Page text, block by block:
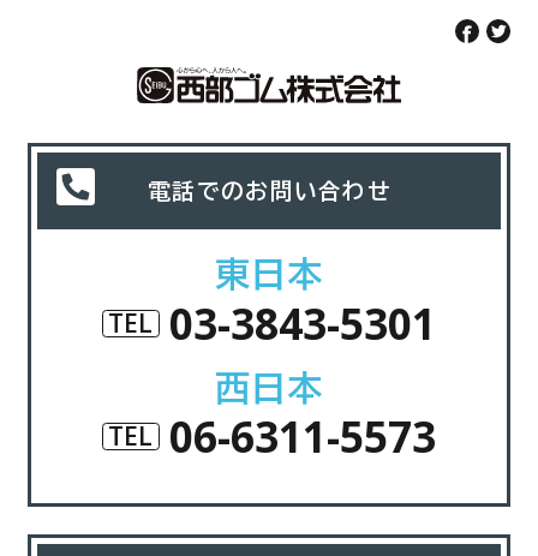
電話でのお問い合わせ
東日本
TEL 03-3843-5301
西日本
TEL 06-6311-5573